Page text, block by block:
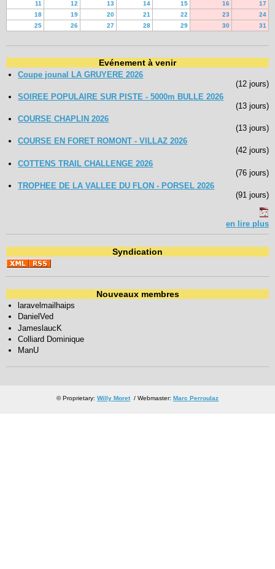
11
12 13 14 15 16
17
18
19 20 21 22 23
24
25
26 27 28 29 30 31
Evénement à venir
Coupe jounal LA GRUYERE 2026
(12 jours)
SOIREE POPULAIRE SUR PISTE - 5000m BULLE 2026
(13 jours)
COURSE CHAPLIN 2026
(13 jours)
COURSE EN FORET ROMONT - VILLAZ 2026
(42 jours)
COTTENS TRAIL CHALLENGE 2026
(76 jours)
TROPHEE DE LA VALLEE DU FLON - PORSEL 2026
(91 jours)
en lire plus
Syndication
Nouveaux membres
laravelmailhaips
DanielVed
JameslaucK
Colliard Dominique
ManU
© Proprietary: Willy Moret/ Webmaster: Marc Perroulaz